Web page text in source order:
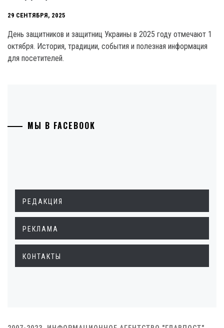
29 СЕНТЯБРЯ, 2025
День защитников и защитниц Украины в 2025 году отмечают 1
октября. История, традиции, события и полезная информация
для посетителей.
МЫ В FACEBOOK
РЕДАКЦИЯ
РЕКЛАМА
КОНТАКТЫ